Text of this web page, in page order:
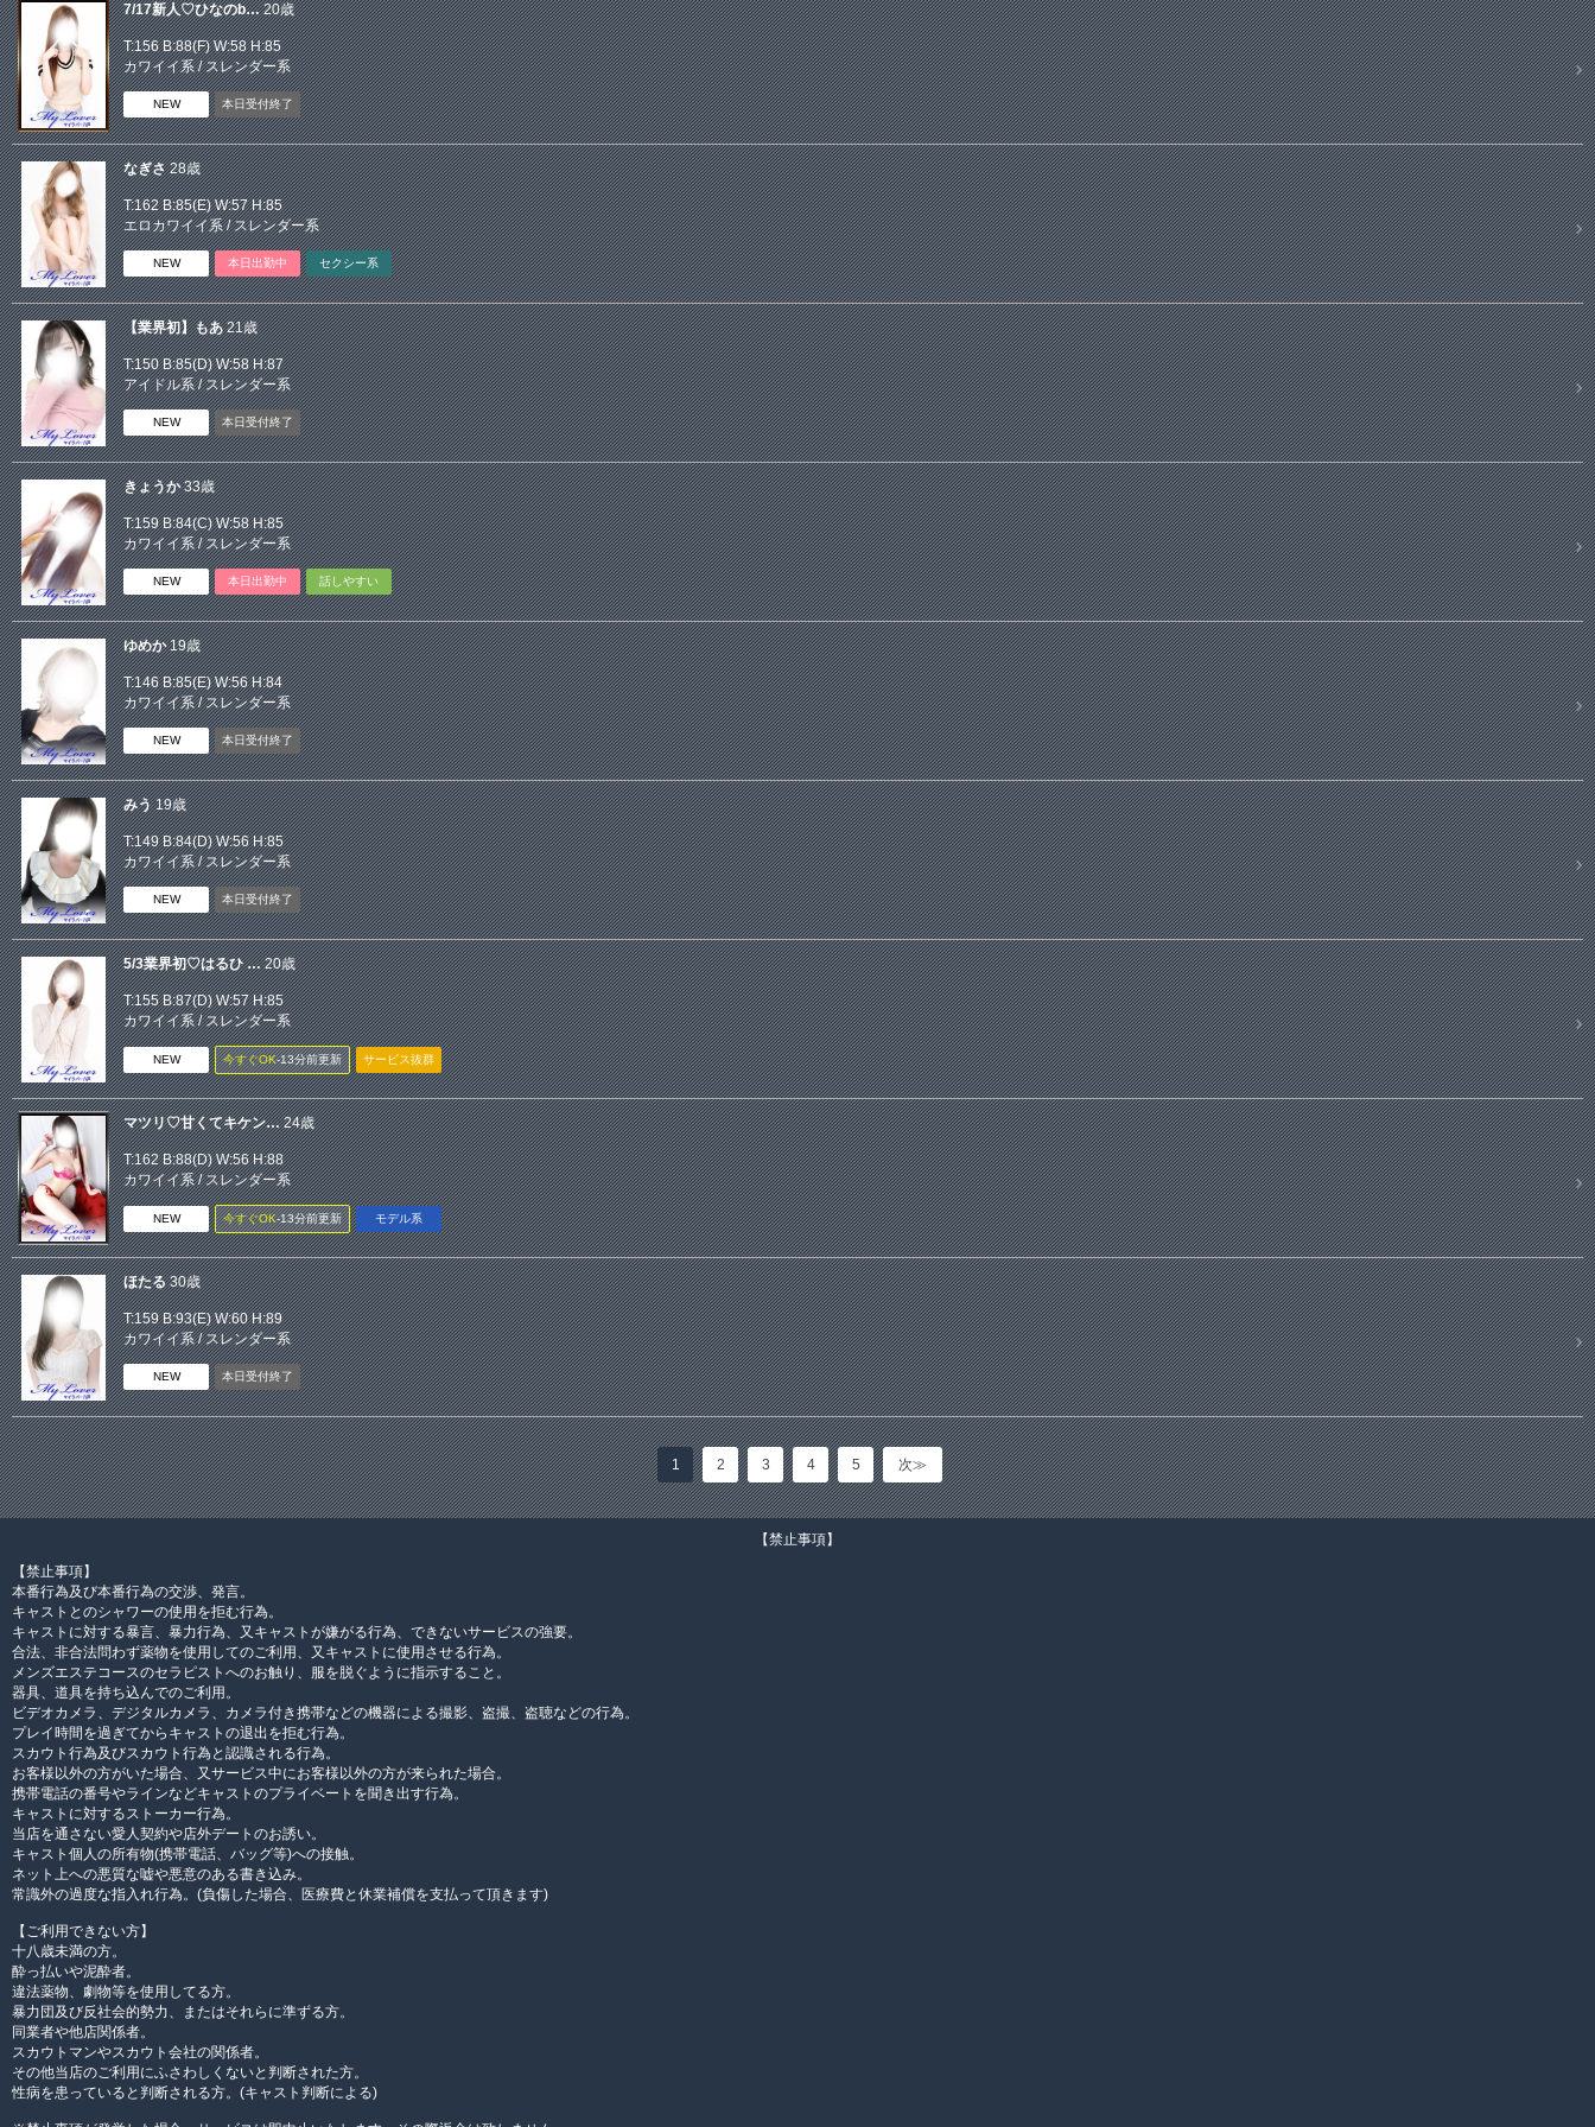
7/17新人♡ひなのb… 20歳
T:156 B:88(F)W:58 H:85
カワイイ系/スレンダー系
NEW 本日受付終了
なぎさ 28歳
T:162 B:85(E)W:57 H:85
エロカワイイ系/スレンダー系
NEW 本日出勤中 セクシー系
【業界初】もあ 21歳
T:150 B:85(D)W:58 H:87
アイドル系/スレンダー系
NEW 本日受付終了
きょうか 33歳
T:159 B:84(C)W:58 H:85
カワイイ系/スレンダー系
NEW 本日出勤中 話しやすい
ゆめか 19歳
T:146 B:85(E)W:56 H:84
カワイイ系/スレンダー系
NEW 本日受付終了
みう 19歳
T:149 B:84(D)W:56 H:85
カワイイ系/スレンダー系
NEW 本日受付終了
5/3業界初♡はるひ … 20歳
T:155 B:87(D)W:57 H:85
カワイイ系/スレンダー系
NEW 今すぐOK‐13分前更新 サービス抜群
マツリ♡甘くてキケン… 24歳
T:162 B:88(D)W:56 H:88
カワイイ系/スレンダー系
NEW 今すぐOK‐13分前更新 モデル系
ほたる 30歳
T:159 B:93(E)W:60 H:89
カワイイ系/スレンダー系
NEW 本日受付終了
1 2 3 4 5 次≫
【禁止事項】
【禁止事項】
本番行為及び本番行為の交渉、発言。
キャストとのシャワーの使用を拒む行為。
キャストに対する暴言、暴力行為、又キャストが嫌がる行為、できないサービスの強要。
合法、非合法問わず薬物を使用してのご利用、又キャストに使用させる行為。
メンズエステコースのセラピストへのお触り、服を脱ぐように指示すること。
器具、道具を持ち込んでのご利用。
ビデオカメラ、デジタルカメラ、カメラ付き携帯などの機器による撮影、盗撮、盗聴などの行為。
プレイ時間を過ぎてからキャストの退出を拒む行為。
スカウト行為及びスカウト行為と認識される行為。
お客様以外の方がいた場合、又サービス中にお客様以外の方が来られた場合。
携帯電話の番号やラインなどキャストのプライベートを聞き出す行為。
キャストに対するストーカー行為。
当店を通さない愛人契約や店外デートのお誘い。
キャスト個人の所有物(携帯電話、バッグ等)への接触。
ネット上への悪質な嘘や悪意のある書き込み。
常識外の過度な指入れ行為。(負傷した場合、医療費と休業補償を支払って頂きます)
【ご利用できない方】
十八歳未満の方。
酔っ払いや泥酔者。
違法薬物、劇物等を使用してる方。
暴力団及び反社会的勢力、またはそれらに準ずる方。
同業者や他店関係者。
スカウトマンやスカウト会社の関係者。
その他当店のご利用にふさわしくないと判断された方。
性病を患っていると判断される方。(キャスト判断による)